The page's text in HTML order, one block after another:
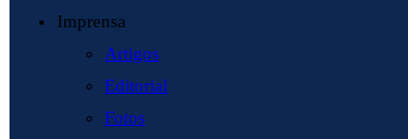
Imprensa
Artigos
Editorial
Fotos